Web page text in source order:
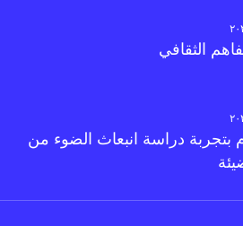
الثقافي
بتجربة دراسة انبعاث الضوء من